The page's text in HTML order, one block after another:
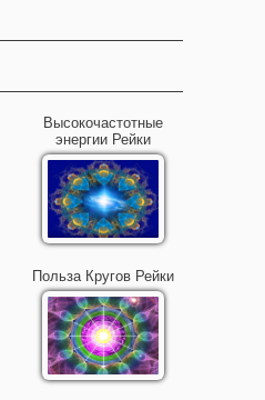
Высокочастотные
энергии Рейки
Польза Кругов Рейки